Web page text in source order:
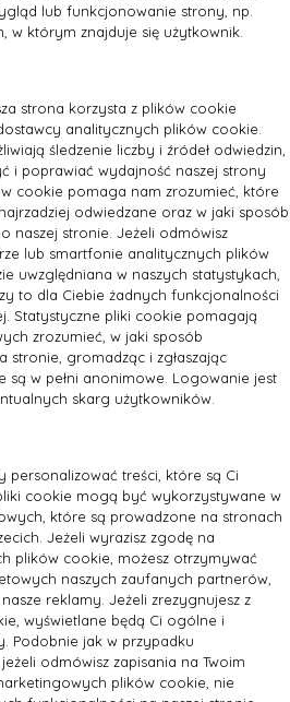
lub funkcjonowanie strony, np.
w którym znajduje się użytkownik.
strona korzysta z plików cookie
analitycznych plików cookie.
śledzenie liczby i źródeł odwiedzin,
i poprawiać wydajność naszej strony
cookie pomaga nam zrozumieć, które
odwiedzane oraz w jaki sposób
naszej stronie. Jeżeli odmówisz
lub smartfonie analitycznych plików
uwzględniana w naszych statystykach,
to dla Ciebie żadnych funkcjonalności
Statystyczne pliki cookie pomagają
zrozumieć, w jaki sposób
stronie, gromadząc i zgłaszając
w pełni anonimowe. Logowanie jest
skarg użytkowników.
personalizować treści, które są Ci
cookie mogą być wykorzystywane w
które są prowadzone na stronach
Jeżeli wyrazisz zgodę na
plików cookie, możesz otrzymywać
naszych zaufanych partnerów,
reklamy. Jeżeli zrezygnujesz z
wyświetlane będą Ci ogólne i
Podobnie jak w przypadku
odmówisz zapisania na Twoim
plików cookie, nie